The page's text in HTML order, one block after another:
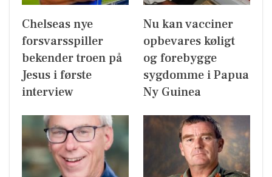
Chelseas nye
forsvarsspiller
bekender troen på
Jesus i første
interview
Nu kan vacciner
opbevares køligt
og forebygge
sygdomme i Papua
Ny Guinea